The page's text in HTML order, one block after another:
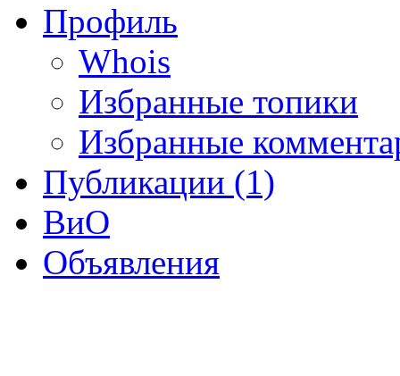
Профиль
Whois
Избранные топики
Избранные
Публикации (1)
ВиО
Объявления